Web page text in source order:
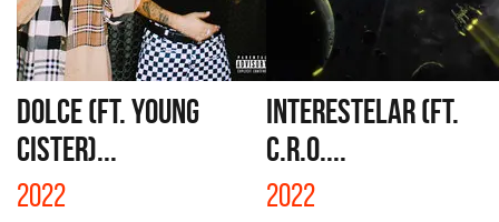
DOLCE (FT. YOUNG
CISTER)...
2022
INTERESTELAR (FT.
C.R.O....
2022